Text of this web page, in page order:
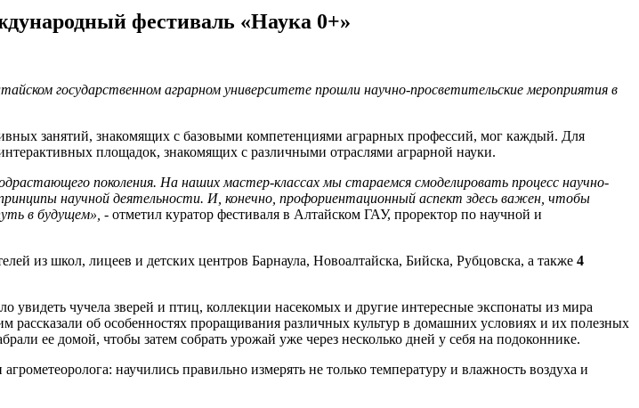
фестиваль «Наука 0+»
государственном аграрном университете прошли научно-просветительские мероприятия в
занятий, знакомящих с базовыми компетенциями аграрных профессий, мог каждый. Для
площадок, знакомящих с различными отраслями аграрной науки.
поколения. На наших мастер-классах мы стараемся смоделировать процесс научно-
научной деятельности. И, конечно, профориентационный аспект здесь важен, чтобы
в будущем», - отметил куратор фестиваля в Алтайском ГАУ, проректор по научной и
из школ, лицеев и детских центров Барнаула, Новоалтайска, Бийска, Рубцовска, а также 4
чучела зверей и птиц, коллекции насекомых и другие интересные экспонаты из мира
об особенностях проращивания различных культур в домашних условиях и их полезных
ее домой, чтобы затем собрать урожай уже через несколько дней у себя на подоконнике.
научились правильно измерять не только температуру и влажность воздуха и